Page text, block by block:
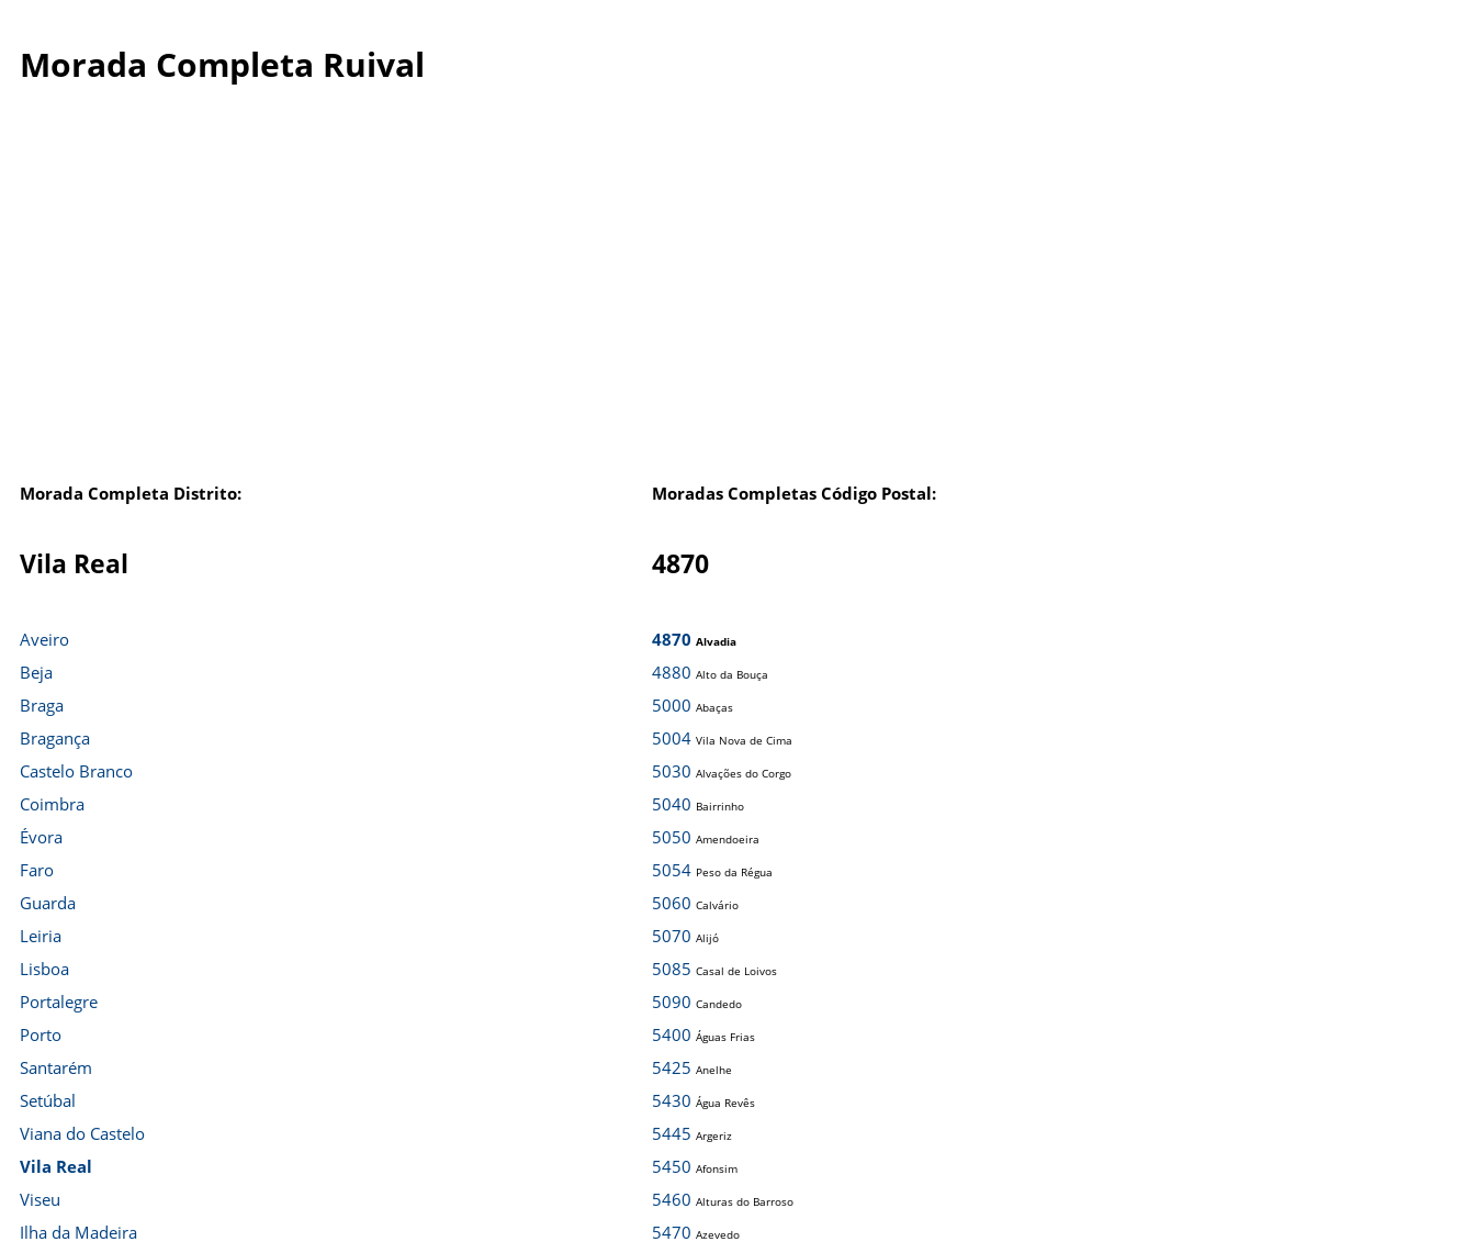
Morada Completa Ruival
Morada Completa Distrito: Moradas Completas Código Postal:
Vila Real 4870
Aveiro
Beja
Braga
Bragança
Castelo Branco
Coimbra
Évora
Faro
Guarda
Leiria
Lisboa
Portalegre
Porto
Santarém
Setúbal
Viana do Castelo
Vila Real
Viseu
Ilha da Madeira
4870 Alvadia
4880 Alto da Bouça
5000 Abaças
5004 Vila Nova de Cima
5030 Alvações do Corgo
5040 Bairrinho
5050 Amendoeira
5054 Peso da Régua
5060 Calvário
5070 Alijó
5085 Casal de Loivos
5090 Candedo
5400 Águas Frias
5425 Anelhe
5430 Água Revês
5445 Argeriz
5450 Afonsim
5460 Alturas do Barroso
5470 Azevedo